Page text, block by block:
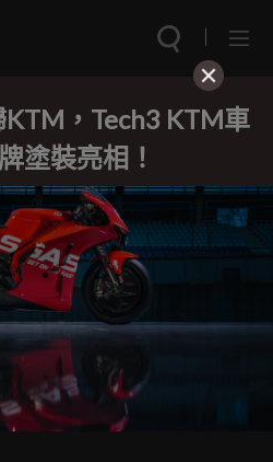
KTM，Tech3 KTM車
塗裝亮相！